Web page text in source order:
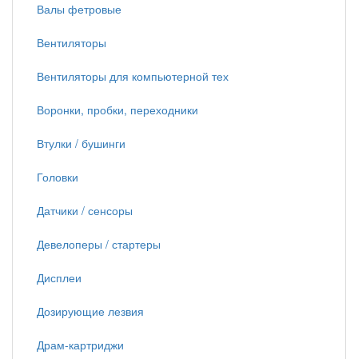
Валы фетровые
Вентиляторы
Вентиляторы для компьютерной тех
Воронки, пробки, переходники
Втулки / бушинги
Головки
Датчики / сенсоры
Девелоперы / стартеры
Дисплеи
Дозирующие лезвия
Драм-картриджи